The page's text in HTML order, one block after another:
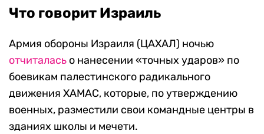
Что говорит Израиль
Армия обороны Израиля (ЦАХАЛ) ночью
отчиталась о нанесении «точных ударов» по
боевикам палестинского радикального
движения ХАМАС, которые, по утверждению
военных, разместили свои командные центры в
зданиях школы и мечети.